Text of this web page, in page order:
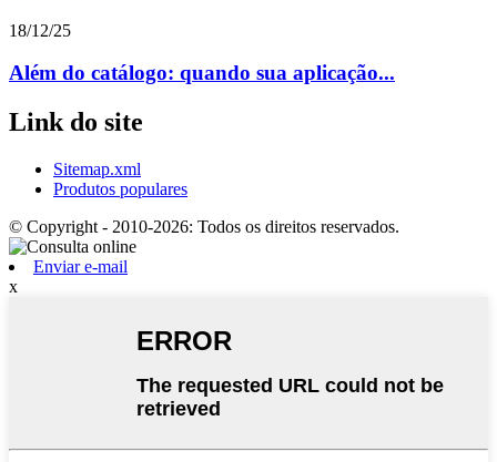
18/12/25
Além do catálogo: quando sua aplicação...
Link do site
Sitemap.xml
Produtos populares
© Copyright - 2010-2026: Todos os direitos reservados.
Enviar e-mail
x